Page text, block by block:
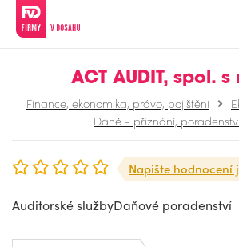
ACT AUDIT, spol. s
Finance, ekonomika, právo, pojištění
Daně - přiznání,
Napište hodnocení
Auditorské službyDaňové poradenství